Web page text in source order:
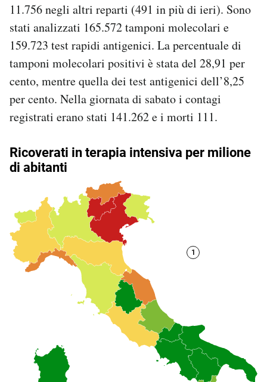
CALENDARIO
AREA PERSONALE
Area Personale
Newsletter
Notifiche mobile
Hai bisogno di aiuto?
Esci
11.756 negli altri reparti (491 in più di ieri). Sono
stati analizzati 165.572 tamponi molecolari e
159.723 test rapidi antigenici. La percentuale di
tamponi molecolari positivi è stata del 28,91 per
cento, mentre quella dei test antigenici dell’8,25
per cento. Nella giornata di sabato i contagi
registrati erano stati 141.262 e i morti 111.